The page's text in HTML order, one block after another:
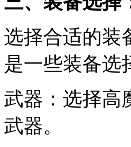
选择合适的装
是一些装备选
武器：选择高
武器。